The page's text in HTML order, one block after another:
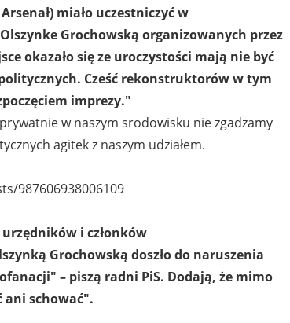
miało uczestniczyć w
Grochowską organizowanych przez
okazało się ze uroczystości mają nie być
Cześć rekonstruktorów w tym
imprezy."
w naszym srodowisku nie zgadzamy
agitek z naszym udziałem.
987606938006109
i członków
Grochowską doszło do naruszenia
– piszą radni PiS. Dodają, że mimo
ani schować".